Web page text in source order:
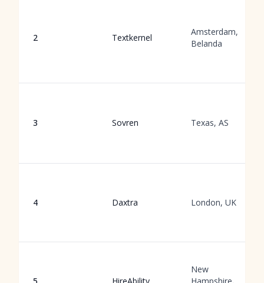
2 Textkernel
Amsterdam,
Belanda
3 Sovren Texas, AS
4 Daxtra London, UK
New